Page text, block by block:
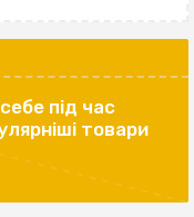
під час
товари